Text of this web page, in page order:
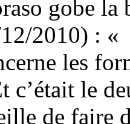
gobe la
2010) : «
les
le
de faire